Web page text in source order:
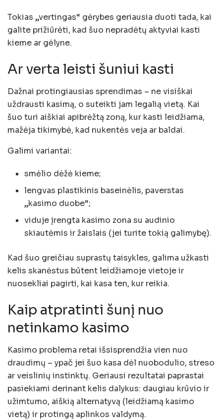
Tokias „vertingas“ gėrybes geriausia duoti tada, kai
galite prižiūrėti, kad šuo nepradėtų aktyviai kasti
kieme ar gėlyne.
Ar verta leisti šuniui kasti
Dažnai protingiausias sprendimas – ne visiškai
uždrausti kasimą, o suteikti jam legalią vietą. Kai
šuo turi aiškiai apibrėžtą zoną, kur kasti leidžiama,
mažėja tikimybė, kad nukentės veja ar baldai.
Galimi variantai:
smėlio dėžė kieme;
lengvas plastikinis baseinėlis, paverstas
„kasimo duobe“;
viduje įrengta kasimo zona su audinio
skiautėmis ir žaislais (jei turite tokią galimybę).
Kad šuo greičiau suprastų taisykles, galima užkasti
kelis skanėstus būtent leidžiamoje vietoje ir
nuosekliai pagirti, kai kasa ten, kur reikia.
Kaip atpratinti šunį nuo
netinkamo kasimo
Kasimo problema retai išsisprendžia vien nuo
draudimų – ypač jei šuo kasa dėl nuobodulio, streso
ar veislinių instinktų. Geriausi rezultatai paprastai
pasiekiami derinant kelis dalykus: daugiau krūvio ir
užimtumo, aiškią alternatyvą (leidžiamą kasimo
vietą) ir protingą aplinkos valdymą.